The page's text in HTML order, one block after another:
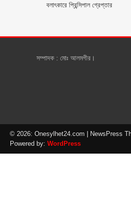
বলাৎকারে প্রিন্সিপাল গ্রেপ্তার ‎
সম্পাদক : মোঃ আলমগীর।
© 2026: Onesylhet24.com | NewsPress
Powered by: WordPress